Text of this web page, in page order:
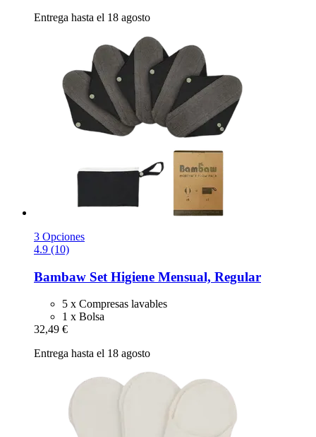
Entrega hasta el 18 agosto
3 Opciones
4.9 (10)
Bambaw Set Higiene Mensual, Regular
5 x Compresas lavables
1 x Bolsa
32,49 €
Entrega hasta el 18 agosto